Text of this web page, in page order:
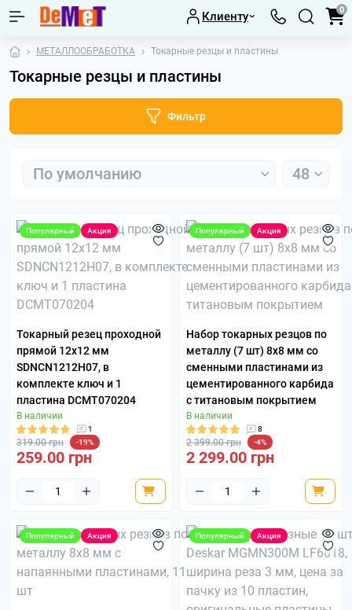
Клиенту 0
МЕТАЛЛООБРАБОТКА Токарные резцы и пластины
Токарные резцы и пластины
Фильтр
Популярный Акция
Токарный резец проходной
прямой 12х12 мм
SDNCN1212H07, в
комплекте ключ и 1
пластина DCMT070204
В наличии
1
319.00 грн -19%
259.00 грн
Популярный Акция
Набор токарных резцов по
металлу (7 шт) 8х8 мм со
сменными пластинами из
цементированного карбида
с титановым покрытием
В наличии
8
2 399.00 грн -4%
2 299.00 грн
Популярный Акция Популярный Акция